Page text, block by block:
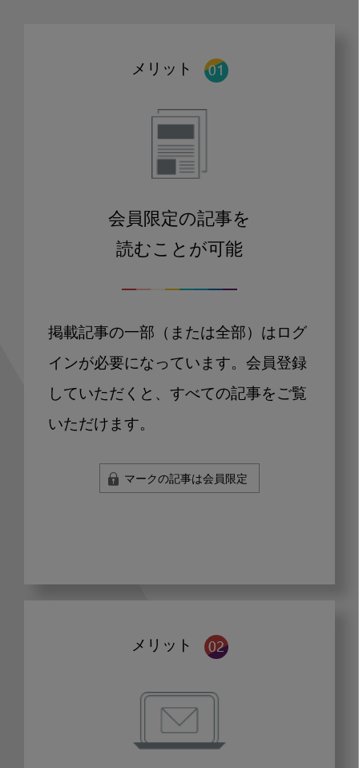
メリット
会員限定の記事を
読むことが可能
掲載記事の一部（または全部）はログ
インが必要になっています。会員登録
していただくと、すべての記事をご覧
いただけます。
マークの記事は会員限定
メリット